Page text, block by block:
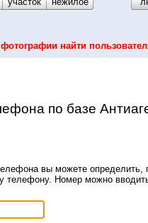
найти
по базе
вы можете определить,
телефону. Номер можно